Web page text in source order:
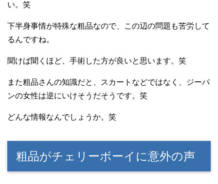
い。笑
下半身事情が特殊な粗品なので、この辺の問題も苦労して
るんですね。
聞けば聞くほど、手術した方が良いと思います。笑
また粗品さんの知識だと、スカートなどではなく、ジーパ
ンの女性は逆にいけそうだそうです。笑
どんな情報なんでしょうか。笑
粗品がチェリーボーイに意外の声